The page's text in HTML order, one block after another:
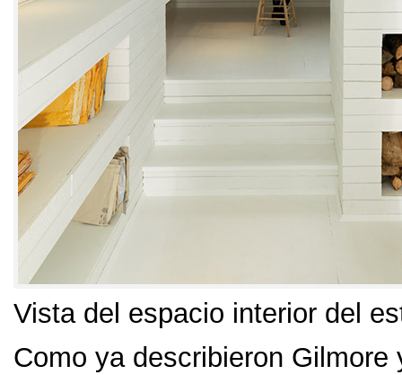
Vista del espacio interior del
Como ya describieron Gilmore